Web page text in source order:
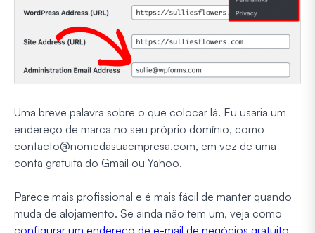
Uma breve palavra sobre o que colocar lá. Eu usaria um
endereço de marca no seu próprio domínio, como
contacto@nomedasuaempresa.com, em vez de uma
conta gratuita do Gmail ou Yahoo.
Parece mais profissional e é mais fácil de manter quando
muda de alojamento. Se ainda não tem um, veja como
configurar um endereço de e-mail de negócios gratuito.